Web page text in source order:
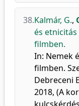
38.Kalmár, G.,
és
filmben.
In: Nemek
filmben.
Debreceni
2018, (A